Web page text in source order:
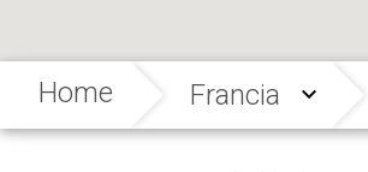
Home Francia